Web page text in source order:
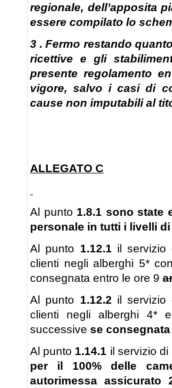
regionale, dell’apposita
essere compilato lo
3 . Fermo restando
ricettive e gli
presente regolamento
vigore, salvo i casi di
cause non imputabili al
ALLEGATO C
Al punto 1.8.1 sono state
personale in tutti i livelli
Al punto 1.12.1 il servizio
clienti negli alberghi 5*
consegnata entro le ore 9
Al punto 1.12.2 il servizio
clienti negli alberghi 4*
successive se
Al punto 1.14.1 il servizio
per il 100% delle
autorimessa